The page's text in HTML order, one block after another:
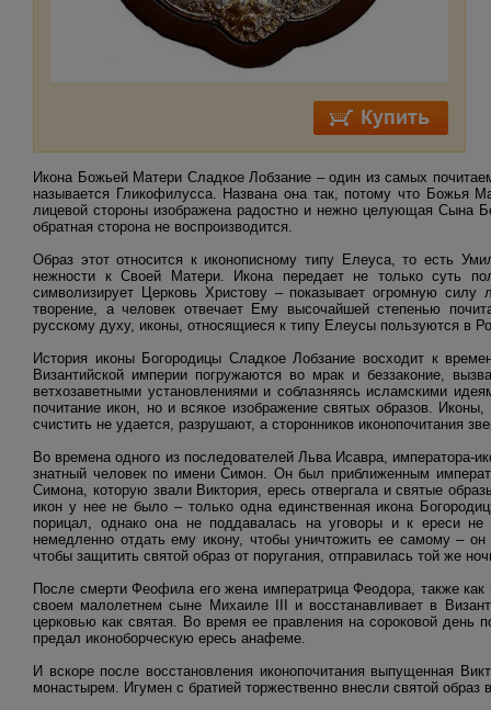
Икона Божьей Матери Сладкое Лобзание – один из самых
называется Гликофилусса. Названа она так, потому что Божья
лицевой стороны изображена радостно и нежно целующая Сына
обратная сторона не воспроизводится.
Образ этот относится к иконописному типу Елеуса, то есть
нежности к Своей Матери. Икона передает не только суть
символизирует Церковь Христову – показывает огромную
творение, а человек отвечает Ему высочайшей степенью
русскому духу, иконы, относящиеся к типу Елеусы пользуются в
История иконы Богородицы Сладкое Лобзание восходит к
Византийской империи погружаются во мрак и беззаконие,
ветхозаветными установлениями и соблазняясь исламскими
почитание икон, но и всякое изображение святых образов.
счистить не удается, разрушают, а сторонников иконопочитания
Во времена одного из последователей Льва Исавра,
знатный человек по имени Симон. Он был приближенным
Симона, которую звали Виктория, ересь отвергала и святые
икон у нее не было – только одна единственная икона
порицал, однако она не поддавалась на уговоры и к ереси
немедленно отдать ему икону, чтобы уничтожить ее самому –
чтобы защитить святой образ от поругания, отправилась той же
После смерти Феофила его жена императрица Феодора, также как
своем малолетнем сыне Михаиле III и восстанавливает в
церковью как святая. Во время ее правления на сороковой день
предал иконоборческую ересь анафеме.
И вскоре после восстановления иконопочитания выпущенная
монастырем. Игумен с братией торжественно внесли святой